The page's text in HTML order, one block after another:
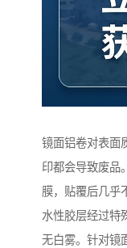
镜面铝卷对表面
印都会导致废品
膜，贴覆后几乎
水性胶层经过特
无白雾。针对镜